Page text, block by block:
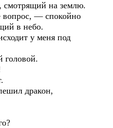
смотрящий на землю.
— спокойно
в небо.
у меня под
головой.
дракон,